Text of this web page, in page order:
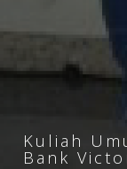
Kuliah
Bank